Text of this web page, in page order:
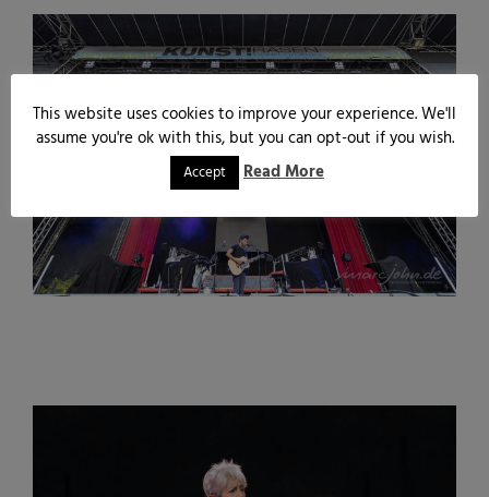
This website uses cookies to improve your experience. We'll
assume you're ok with this, but you can opt-out if you wish.
Accept Read More